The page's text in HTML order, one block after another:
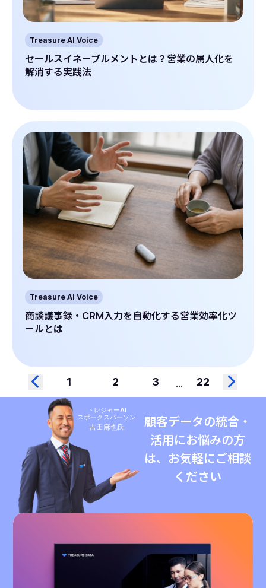
Treasure AI Voice
セールスイネーブルメントとは？営業の属人化を
解消する実践法
Treasure AI Voice
商談議事録・CRM入力を自動化する営業効率化ツ
ールとは
1 2 3 ... 22
トレジャーAI
スポークスパーソン
吉田麻也氏
顧客データの統合・
活用にお悩みの方
は、お気軽にご相談
ください